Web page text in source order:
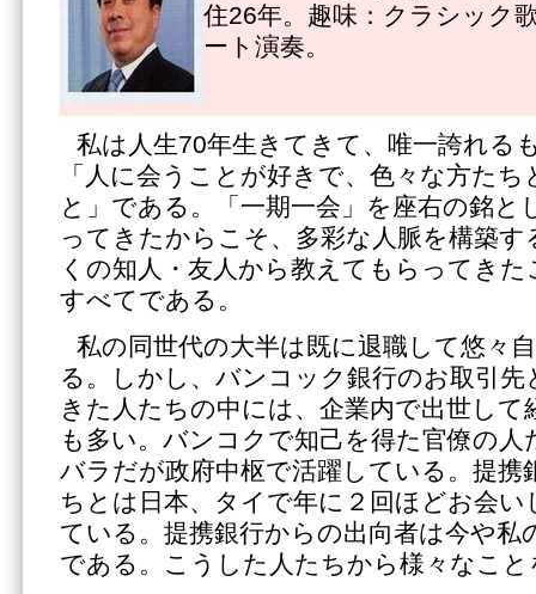
住26年。趣味：クラシック
ート演奏。
私は人生70年生きてきて、唯一誇れる
「人に会うことが好きで、色々な方た
と」である。「一期一会」を座右の銘と
ってきたからこそ、多彩な人脈を構築
くの知人・友人から教えてもらってき
すべてである。
私の同世代の大半は既に退職して悠々
る。しかし、バンコック銀行のお取引
きた人たちの中には、企業内で出世して
も多い。バンコクで知己を得た官僚の
バラだが政府中枢で活躍している。提携
ちとは日本、タイで年に２回ほどお会い
ている。提携銀行からの出向者は今や私
である。こうした人たちから様々なこ